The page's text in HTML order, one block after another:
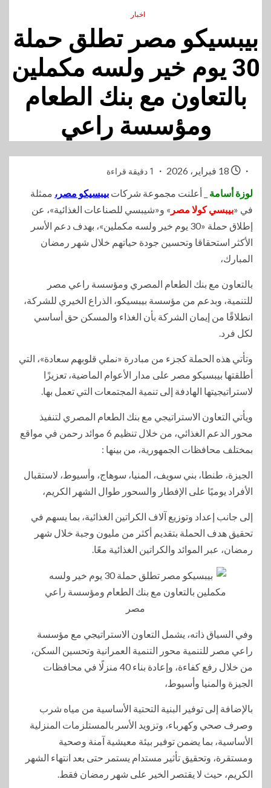
اخبار
بيبسيكو مصر تطلق حملة
30 يوم خير ولسه مكملين
بالتعاون مع بنك الطعام
ومؤسسة راعي
1 دقيقة قراءة
لوزة أسامة _ أعلنت مجموعة شركات بيبسيكو مصر، ممثلة
في «بيبسي كولا مصر » و«شيبسي للصناعات الغذائية»، عن
إطلاق حملة «30 يوم خير ولسه مكملين»، بهدف دعم الأسر
الأكثر استحقاقا وتحسين جودة حياتهم خلال شهر رمضان
المبارك،
بالتعاون مع بنك الطعام المصري ومؤسسة راعي مصر
للتنمية، وبدعم من مؤسسة بيبسيكو، الذراع الخيري للشركة،
انطلاقًا من إيمان الشركة بأن الغذاء والمسكن حق أساسي
لكل فرد.
وتأتي هذه الحملة كجزء من مبادرة «نملي قلوبهم سعادة»، التي
أطلقتها بيبسيكو مصر على مدار الأعوام الماضية، تعزيزًا
لاستراتيجيتها الهادفة إلى تنمية المجتمعات التي تعمل بها.
ويأتي التعاون الاستراتيجي مع بنك الطعام المصري لتنفيذ
محور الدعم الغذائي، من خلال تنظيم 6 موائد رحمن في مواقع
بمختلف محافظات الجمهورية، من بينها :
الجيزة، طنطا، بني سويف، المنيا، سوهاج، وأسيوط، لاستقبال
الأفراد يوميًا على الإفطار والسحور طوال الشهر الكريم،
إلى جانب إعداد وتوزيع آلاف الكراتين الغذائية، بما يسهم في
تحقيق هدف الحملة بتقديم أكثر من مليون وجبة خلال شهر
رمضان، عبر الموائد والكراتين الغذائية معًا.
وفي السياق ذاته، يشمل التعاون الاستراتيجي مع مؤسسة
راعي مصر للتنمية محور التنمية العمرانية وتحسين السكن،
من خلال رفع كفاءة، وإعادة بناء 40 منزلًا في محافظات
الجيزة والمنيا وأسيوط،
بالإضافة إلى توفير البنية التحتية الأساسية من مياه شرب
وصرف صحي وكهرباء، وتزويد الأسر بالمستلزمات المنزلية
الأساسية، بما يضمن توفير بيئة معيشية آمنة وصحية
ومستقرة، وتحقيق تأثير مستدام يستمر حتى بعد انتهاء الشهر
الكريم، حيث لا يقتصر الخير على شهر رمضان فقط.